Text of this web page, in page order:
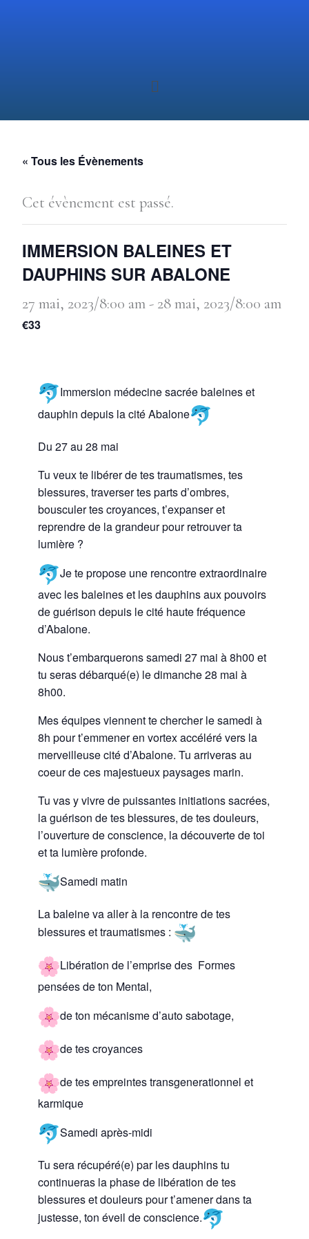
Menu
« Tous les Évènements
Cet évènement est passé.
IMMERSION BALEINES ET
DAUPHINS SUR ABALONE
27 mai, 2023/8:00 am- 28 mai, 2023/8:00 am
€33
Immersion médecine sacrée baleines et
dauphin depuis la cité Abalone
Du 27 au 28 mai
Tu veux te libérer de tes traumatismes, tes
blessures, traverser tes parts d’ombres,
bousculer tes croyances, t’expanser et
reprendre de la grandeur pour retrouver ta
lumière ?
Je te propose une rencontre extraordinaire
avec les baleines et les dauphins aux pouvoirs
de guérison depuis le cité haute fréquence
d’Abalone.
Nous t’embarquerons samedi 27 mai à 8h00 et
tu seras débarqué(e) le dimanche 28 mai à
8h00.
Mes équipes viennent te chercher le samedi à
8h pour t’emmener en vortex accéléré vers la
merveilleuse cité d’Abalone. Tu arriveras au
coeur de ces majestueux paysages marin.
Tu vas y vivre de puissantes initiations sacrées,
la guérison de tes blessures, de tes douleurs,
l’ouverture de conscience, la découverte de toi
et ta lumière profonde.
Samedi matin
La baleine va aller à la rencontre de tes
blessures et traumatismes :
Libération de l’emprise des Formes
pensées de ton Mental,
de ton mécanisme d’auto sabotage,
de tes croyances
de tes empreintes transgenerationnel et
karmique
Samedi après-midi
Tu sera récupéré(e) par les dauphins tu
continueras la phase de libération de tes
blessures et douleurs pour t’amener dans ta
justesse, ton éveil de conscience.